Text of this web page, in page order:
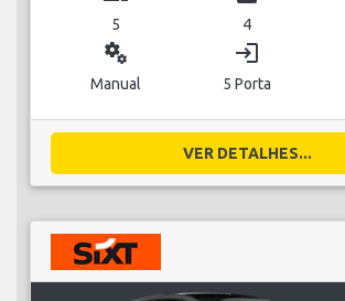
5 4
miscellaneous_services
Manual
login
5 Porta
VER DETALHES...